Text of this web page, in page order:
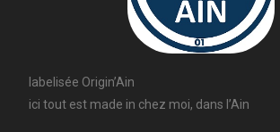
labelisée Origin’Ain
ici tout est made in chez moi, dans l’Ain